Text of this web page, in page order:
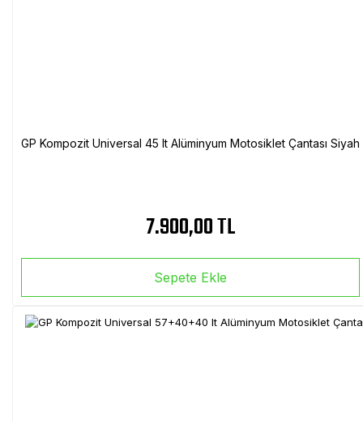
GP Kompozit Universal 45 lt Alüminyum Motosiklet Çantası Siyah
7.900,00 TL
Sepete Ekle